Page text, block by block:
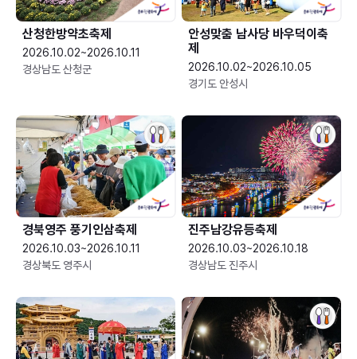
산청한방약초축제
2026.10.02~2026.10.11
경상남도 산청군
안성맞춤 남사당 바우덕이축
제
2026.10.02~2026.10.05
경기도 안성시
경북영주 풍기인삼축제
2026.10.03~2026.10.11
경상북도 영주시
진주남강유등축제
2026.10.03~2026.10.18
경상남도 진주시